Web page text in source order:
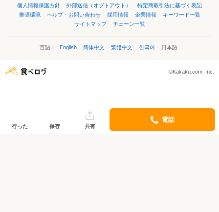
個人情報保護方針
外部送信（オプトアウト）
特定商取引法に基づく表記
推奨環境
ヘルプ・お問い合わせ 採用情報 企業情報
キーワード一覧
サイトマップ
チェーン一覧
言語： English 简体中文 繁體中文 한국어 日本語
©Kakaku.com, Inc.
行った 保存 共有
電話